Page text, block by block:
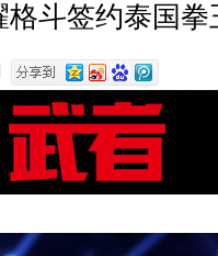
格斗签约泰国拳